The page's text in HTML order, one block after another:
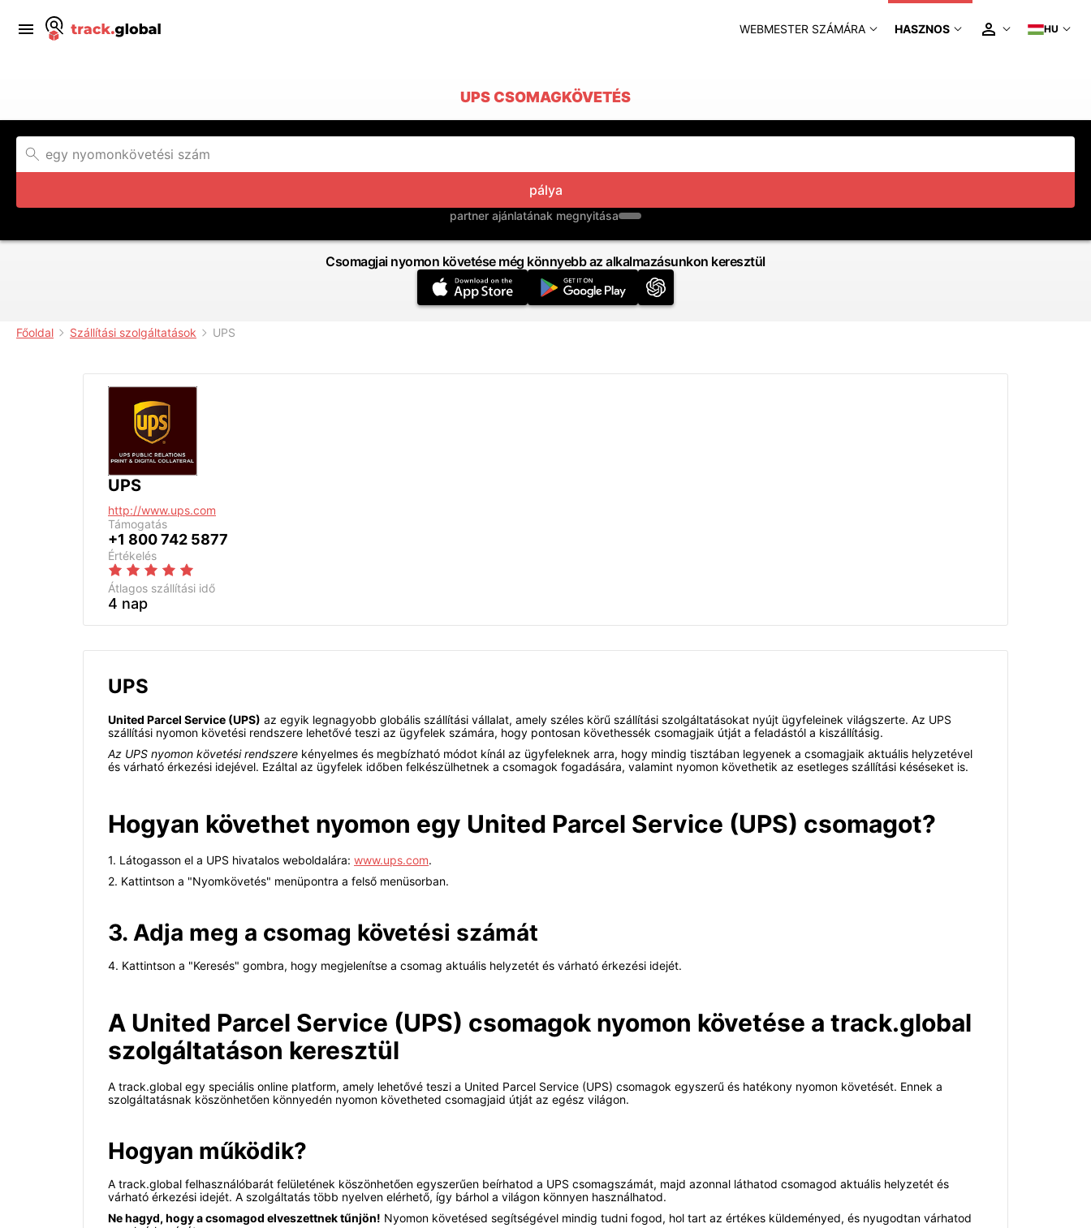
WEBMESTER SZÁMÁRA HASZNOS HU
UPS CSOMAGKÖVETÉS
pálya
partner ajánlatának megnyitása
Csomagjai nyomon követése még könnyebb az alkalmazásunkon keresztül
Főoldal Szállítási szolgáltatások UPS
UPS
http://www.ups.com
Támogatás
+1 800 742 5877
Értékelés
Átlagos szállítási idő
4 nap
UPS
United Parcel Service (UPS) az egyik legnagyobb globális szállítási vállalat, amely széles körű szállítási szolgáltatásokat nyújt ügyfeleinek világszerte. Az UPS
szállítási nyomon követési rendszere lehetővé teszi az ügyfelek számára, hogy pontosan követhessék csomagjaik útját a feladástól a kiszállításig.
Az UPS nyomon követési rendszere kényelmes és megbízható módot kínál az ügyfeleknek arra, hogy mindig tisztában legyenek a csomagjaik aktuális helyzetével
és várható érkezési idejével. Ezáltal az ügyfelek időben felkészülhetnek a csomagok fogadására, valamint nyomon követhetik az esetleges szállítási késéseket is.
Hogyan követhet nyomon egy United Parcel Service (UPS) csomagot?
1. Látogasson el a UPS hivatalos weboldalára: www.ups.com.
2. Kattintson a "Nyomkövetés" menüpontra a felső menüsorban.
3. Adja meg a csomag követési számát
4. Kattintson a "Keresés" gombra, hogy megjelenítse a csomag aktuális helyzetét és várható érkezési idejét.
A United Parcel Service (UPS) csomagok nyomon követése a track.global
szolgáltatáson keresztül
A track.global egy speciális online platform, amely lehetővé teszi a United Parcel Service (UPS) csomagok egyszerű és hatékony nyomon követését. Ennek a
szolgáltatásnak köszönhetően könnyedén nyomon követheted csomagjaid útját az egész világon.
Hogyan működik?
A track.global felhasználóbarát felületének köszönhetően egyszerűen beírhatod a UPS csomagszámát, majd azonnal láthatod csomagod aktuális helyzetét és
várható érkezési idejét. A szolgáltatás több nyelven elérhető, így bárhol a világon könnyen használhatod.
Ne hagyd, hogy a csomagod elveszettnek tűnjön! Nyomon követésed segítségével mindig tudni fogod, hol tart az értékes küldeményed, és nyugodtan várhatod